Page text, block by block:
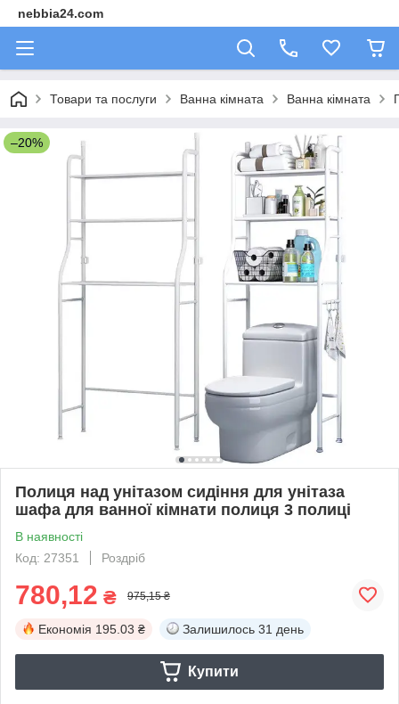
nebbia24.com
Товари та послуги Ванна кімната Ванна кімната
–20%
Полиця над унітазом сидіння для унітаза
шафа для ванної кімнати полиця 3 полиці
В наявності
Код: 27351
Роздріб
780,12 ₴ 975,15 ₴
Економія 195.03 ₴ Залишилось 31 день
Купити